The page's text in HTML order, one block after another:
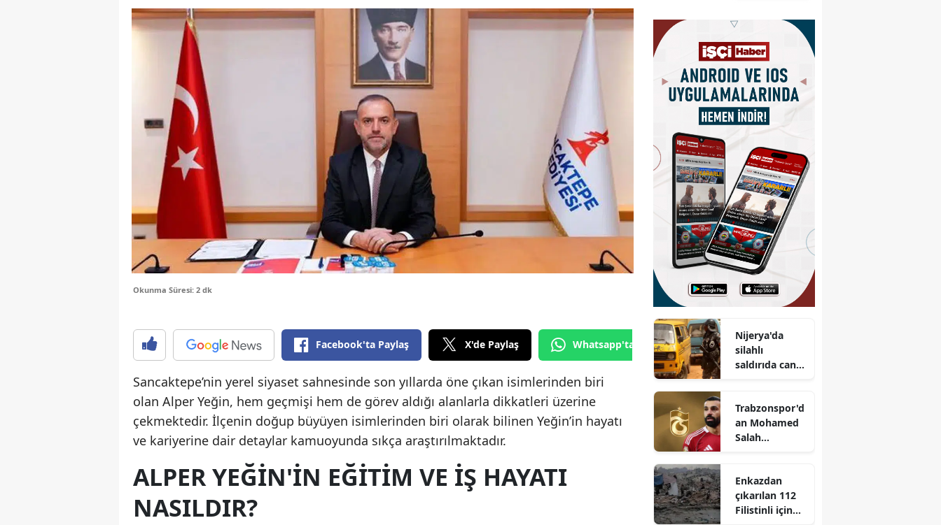
Bolu
Burdur
Bursa
Çanakkale
Çankırı
Çorum
Diyarbakır
Edirne
Erzurum
Eskişehir
Gaziantep
Hakkari
Okunma Süresi: 2 dk
Facebook'ta Paylaş X'de Paylaş Whatsapp'tan Gönder
Sancaktepe’nin yerel siyaset sahnesinde son yıllarda öne çıkan isimlerinden biri
olan Alper Yeğin, hem geçmişi hem de görev aldığı alanlarla dikkatleri üzerine
çekmektedir. İlçenin doğup büyüyen isimlerinden biri olarak bilinen Yeğin’in hayatı
ve kariyerine dair detaylar kamuoyunda sıkça araştırılmaktadır.
ALPER YEĞIN'IN EĞITIM VE İŞ HAYATI
NASILDIR?
Nijerya'da
silahlı
saldırıda can
Trabzonspor'd
an Mohamed
Salah
Enkazdan
çıkarılan 112
Filistinli için